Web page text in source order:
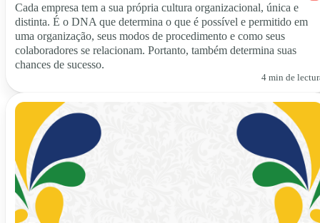
Cada empresa tem a sua própria cultura organizacional, única e
distinta. É o DNA que determina o que é possível e permitido em
uma organização, seus modos de procedimento e como seus
colaboradores se relacionam. Portanto, também determina suas
chances de sucesso.
4 min de